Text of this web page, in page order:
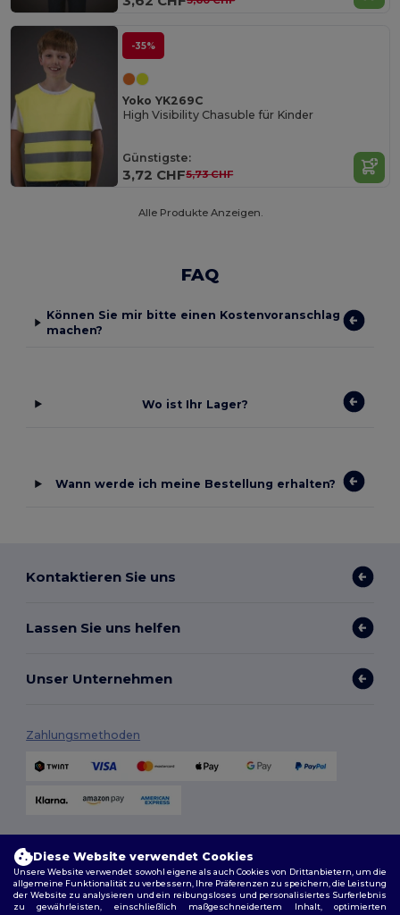
-35%
Yoko YK269C
High Visibility Chasuble für Kinder
Günstigste:
3,72 CHF5,73 CHF
Alle Produkte Anzeigen.
FAQ
Können Sie mir bitte einen Kostenvoranschlag
machen?
Wo ist Ihr Lager?
Wann werde ich meine Bestellung erhalten?
Kontaktieren Sie uns
Lassen Sie uns helfen
Unser Unternehmen
Zahlungsmethoden
Diese Website verwendet Cookies
Unsere Website verwendet sowohl eigene als auch Cookies von Drittanbietern, um die
allgemeine Funktionalität zu verbessern, Ihre Präferenzen zu speichern, die Leistung
der Website zu analysieren und ein reibungsloses und personalisiertes Surferlebnis
zu gewährleisten, einschließlich maßgeschneidertem Inhalt, optimierten